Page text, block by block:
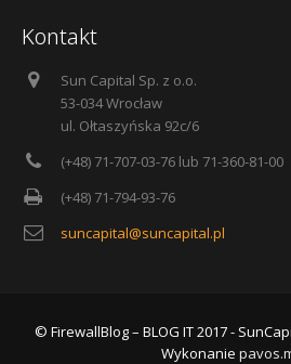
Kontakt
Sun Capital Sp. z o.o.
53-034 Wrocław
ul. Ołtaszyńska 92c/6
(+48) 71-707-03-76 lub 71-360-81-00
(+48) 71-794-93-76
suncapital@suncapital.pl
© FirewallBlog – BLOG IT 2017 -
Wykonanie